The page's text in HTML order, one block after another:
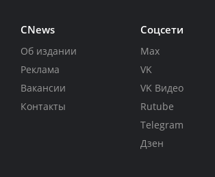
CNews
Об издании
Реклама
Вакансии
Контакты
Соцсети
Max
VK
VK Видео
Rutube
Telegram
Дзен